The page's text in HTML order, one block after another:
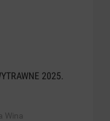
2025.
Wina